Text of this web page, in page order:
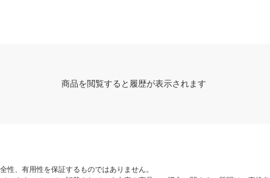
商品を閲覧すると履歴が表示されます
、有用性を保証するものではありません。